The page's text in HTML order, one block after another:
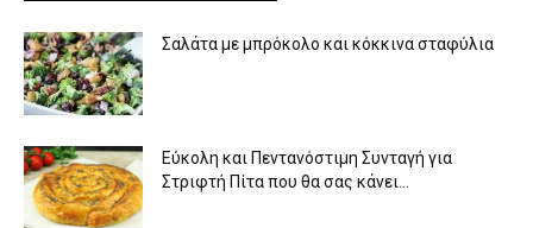
Σαλάτα με μπρόκολο και κόκκινα σταφύλια
Εύκολη και Πεντανόστιμη Συνταγή για
Στριφτή Πίτα που θα σας κάνει...